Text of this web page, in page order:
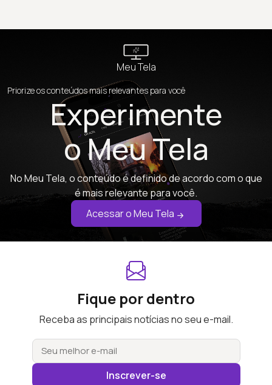
Meu Tela
Priorize os conteúdos mais relevantes para você
Experimente
o Meu Tela
No Meu Tela, o conteúdo é definido de acordo com o que
é mais relevante para você.
Acessar o Meu Tela
Fique por dentro
Receba as principais notícias no seu e-mail.
Inscrever-se